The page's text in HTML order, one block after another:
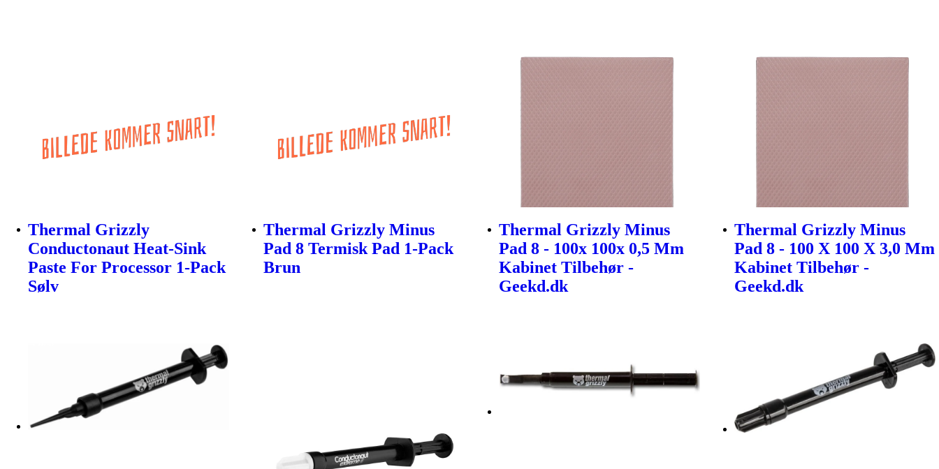
Thermal Grizzly
Conductonaut Heat-Sink
Paste For Processor 1-Pack
Sølv
Thermal Grizzly Minus
Pad 8 Termisk Pad 1-Pack
Brun
Thermal Grizzly Minus
Pad 8 - 100x 100x 0,5 Mm
Kabinet Tilbehør -
Geekd.dk
Thermal Grizzly Minus
Pad 8 - 100 X 100 X 3,0 Mm
Kabinet Tilbehør -
Geekd.dk